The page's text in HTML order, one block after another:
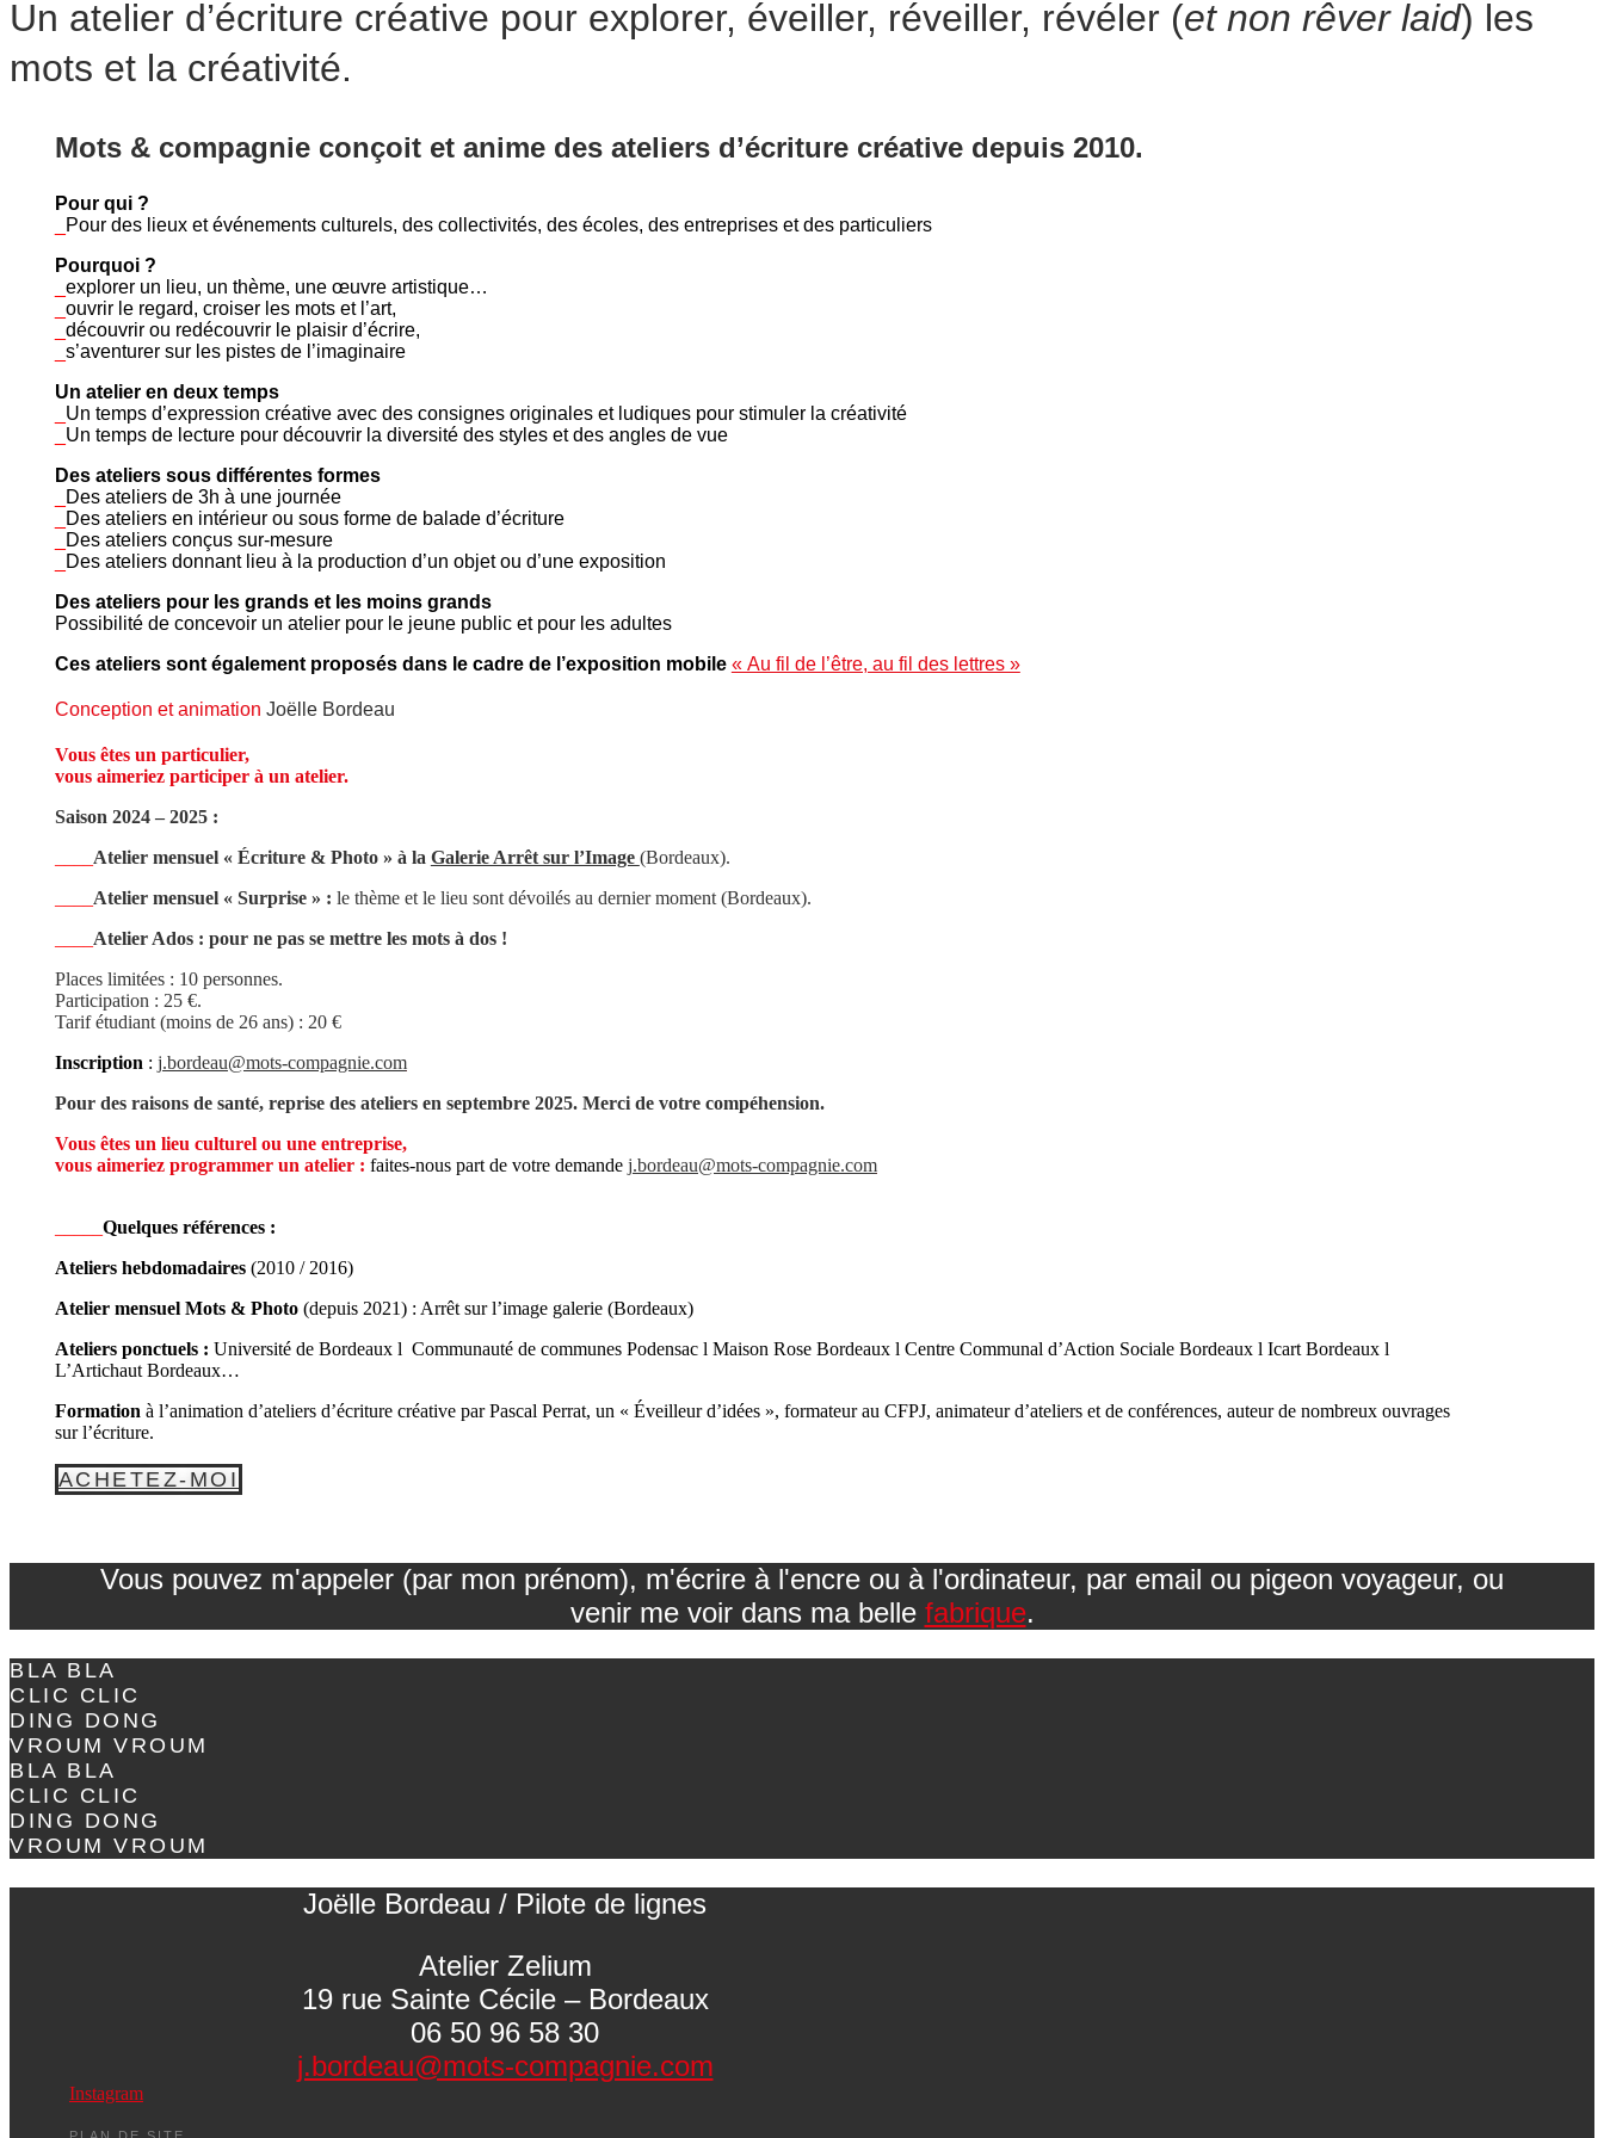
Un atelier d’écriture créative pour explorer, éveiller, réveiller, révéler (et non rêver laid) les
mots et la créativité.
Mots & compagnie conçoit et anime des ateliers d’écriture créative depuis 2010.
Pour qui ?
Pour des lieux et événements culturels, des collectivités, des écoles, des entreprises et des particuliers
Pourquoi ?
explorer un lieu, un thème, une œuvre artistique…
ouvrir le regard, croiser les mots et l’art,
découvrir ou redécouvrir le plaisir d’écrire,
s’aventurer sur les pistes de l’imaginaire
Un atelier en deux temps
Un temps d’expression créative avec des consignes originales et ludiques pour stimuler la créativité
Un temps de lecture pour découvrir la diversité des styles et des angles de vue
Des ateliers sous différentes formes
Des ateliers de 3h à une journée
Des ateliers en intérieur ou sous forme de balade d’écriture
Des ateliers conçus sur-mesure
Des ateliers donnant lieu à la production d’un objet ou d’une exposition
Des ateliers pour les grands et les moins grands
Possibilité de concevoir un atelier pour le jeune public et pour les adultes
Ces ateliers sont également proposés dans le cadre de l’exposition mobile « Au fil de l’être, au fil des lettres »
Conception et animation Joëlle Bordeau
Vous êtes un particulier,
vous aimeriez participer à un atelier.
Saison 2024 – 2025 :
Atelier mensuel « Écriture & Photo » à la Galerie Arrêt sur l’Image (Bordeaux).
Atelier mensuel « Surprise » : le thème et le lieu sont dévoilés au dernier moment (Bordeaux).
Atelier Ados : pour ne pas se mettre les mots à dos !
Places limitées : 10 personnes.
Participation : 25 €.
Tarif étudiant (moins de 26 ans) : 20 €
Inscription : j.bordeau@mots-compagnie.com
Pour des raisons de santé, reprise des ateliers en septembre 2025. Merci de votre compéhension.
Vous êtes un lieu culturel ou une entreprise,
vous aimeriez programmer un atelier : faites-nous part de votre demande j.bordeau@mots-compagnie.com
Quelques références :
Ateliers hebdomadaires (2010 / 2016)
Atelier mensuel Mots & Photo(depuis 2021) : Arrêt sur l’image galerie (Bordeaux)
Ateliers ponctuels : Université de Bordeaux l Communauté de communes Podensac l Maison Rose Bordeaux l Centre Communal d’Action Sociale Bordeaux l Icart Bordeaux l
L’Artichaut Bordeaux…
Formation à l’animation d’ateliers d’écriture créative par Pascal Perrat, un « Éveilleur d’idées », formateur au CFPJ, animateur d’ateliers et de conférences, auteur de nombreux ouvrages
sur l’écriture.
ACHETEZ-MOI
Vous pouvez m'appeler (par mon prénom), m'écrire à l'encre ou à l'ordinateur, par email ou pigeon voyageur, ou
venir me voir dans ma belle fabrique.
BLA BLA
CLIC CLIC
DING DONG
VROUM VROUM
BLA BLA
CLIC CLIC
DING DONG
VROUM VROUM
Joëlle Bordeau / Pilote de lignes
Atelier Zelium
19 rue Sainte Cécile – Bordeaux
06 50 96 58 30
j.bordeau@mots-compagnie.com
Instagram